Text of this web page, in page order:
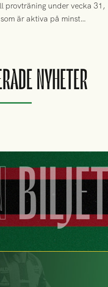
provträning under vecka 31,
är aktiva på minst
NYHETER